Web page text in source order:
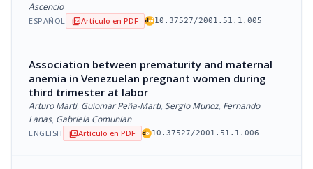
Ascencio
ESPAÑOL picture_as_pdfArtículo en PDF 10.37527/2001.51.1.005
Association between prematurity and maternal
anemia in Venezuelan pregnant women during
third trimester at labor
Arturo Marti, Guiomar Peña-Marti, Sergio Munoz, Fernando
Lanas, Gabriela Comunian
ENGLISH picture_as_pdfArtículo en PDF 10.37527/2001.51.1.006